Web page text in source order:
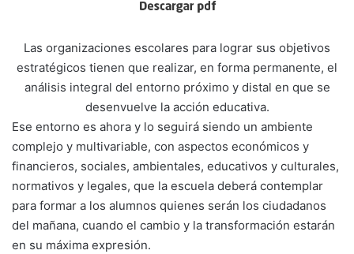
Las organizaciones escolares para lograr sus objetivos
estratégicos tienen que realizar, en forma permanente, el
análisis integral del entorno próximo y distal en que se
desenvuelve la acción educativa.
Ese entorno es ahora y lo seguirá siendo un ambiente
complejo y multivariable, con aspectos económicos y
financieros, sociales, ambientales, educativos y culturales,
normativos y legales, que la escuela deberá contemplar
para formar a los alumnos quienes serán los ciudadanos
del mañana, cuando el cambio y la transformación estarán
en su máxima expresión.